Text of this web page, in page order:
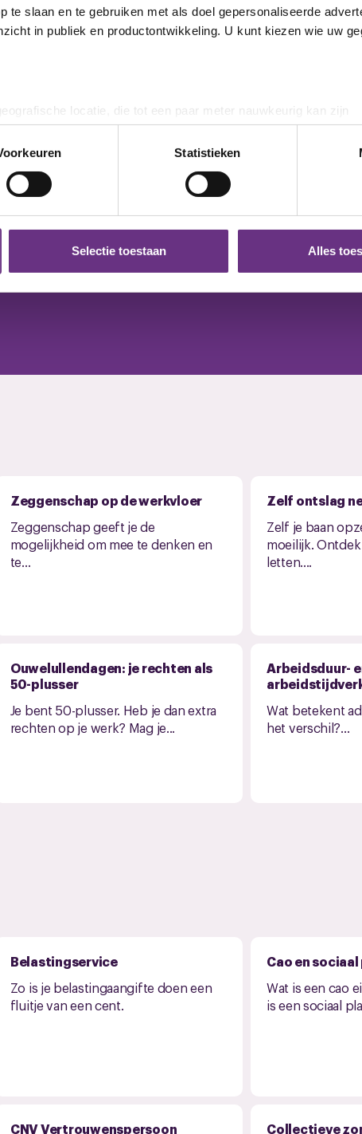
te slaan en te gebruiken met als doel gepersonaliseerde
in publiek en productontwikkeling. U kunt kiezen wie uw
locatie, die tot een paar meter nauwkeurig kan zijn
actief te scannen op specifieke eigenschappen (fingerprinting)
worden verwerkt en stel uw voorkeuren in het
in de Cookieverklaring.
we informatie over uw gebruik van onze site met onze
kunnen deze gegevens combineren met andere informatie
Statistieken
Selectie toestaan Alles
Cao's bedrijven
Zeggenschap op de werkvloer
Zeggenschap geeft je de
mogelijkheid om mee te denken en
te...
Zelf ontslag
Zelf je baan
moeilijk.
letten....
Ouwelullendagen: je rechten als
50-plusser
Je bent 50-plusser. Heb je dan extra
rechten op je werk? Mag je...
Arbeidsduur-
Wat betekent
het verschil?...
Belastingservice
Zo is je belastingaangifte doen een
fluitje van een cent.
Cao en sociaal
Wat is een cao
is een sociaal
CNV Vertrouwenspersoon Collectieve